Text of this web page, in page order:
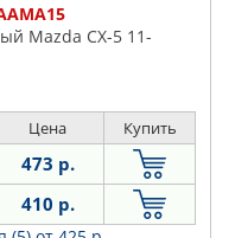
Mazda CX-5 11-
Цена Купить
473 р.
410 р.